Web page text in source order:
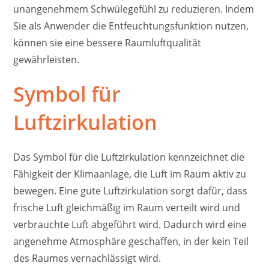
unangenehmem Schwülegefühl zu reduzieren. Indem
Sie als Anwender die Entfeuchtungsfunktion nutzen,
können sie eine bessere Raumluftqualität
gewährleisten.
Symbol für
Luftzirkulation
Das Symbol für die Luftzirkulation kennzeichnet die
Fähigkeit der Klimaanlage, die Luft im Raum aktiv zu
bewegen. Eine gute Luftzirkulation sorgt dafür, dass
frische Luft gleichmäßig im Raum verteilt wird und
verbrauchte Luft abgeführt wird. Dadurch wird eine
angenehme Atmosphäre geschaffen, in der kein Teil
des Raumes vernachlässigt wird.